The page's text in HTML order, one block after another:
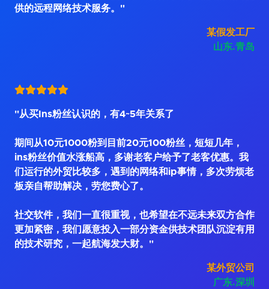
供的远程网络技术服务。"
某假发工厂
山东.青岛
"从买Ins粉丝认识的，有4~5年关系了
期间从10元1000粉到目前20元100粉丝，短短几年，
ins粉丝价值水涨船高，多谢老客户给予了老客优惠。我
们运行的外贸比较多，遇到的网络和ip事情，多次劳烦老
板亲自帮助解决，劳您费心了。
社交软件，我们一直很重视，也希望在不远未来双方合作
更加紧密，我们愿意投入一部分资金供技术团队沉淀有用
的技术研究，一起航海发大财。"
某外贸公司
广东.深圳